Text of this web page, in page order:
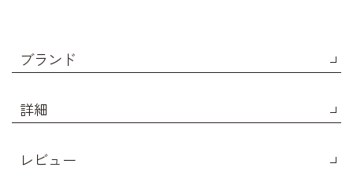
ブランド
詳細
レビュー